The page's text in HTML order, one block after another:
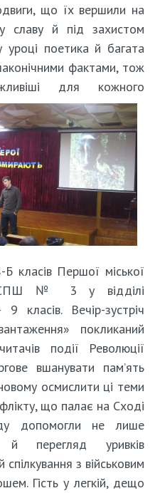
що їх вершили на
славу й під захистом
поетика й багата
фактами, тож
для кожного
класів Першої міської
СПШ № 3 у відділі
класів. Вечір-зустріч
покликаний
події Революції
вшанувати пам’ять
осмислити ці теми
що палає на Сході
допомогли не лише
й перегляд уривків
з військовим
Гість у легкій, дещо